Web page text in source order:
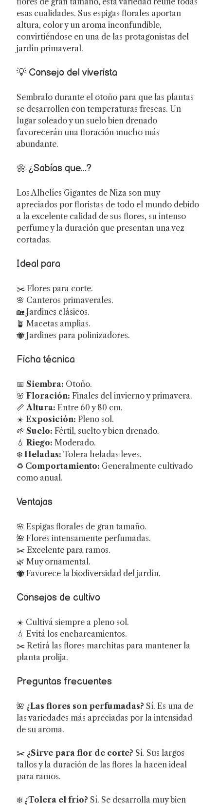
esas cualidades. Sus espigas florales aportan
altura, color y un aroma inconfundible,
convirtiéndose en una de las protagonistas del
jardín primaveral.
💡 Consejo del viverista
Sembralo durante el otoño para que las plantas
se desarrollen con temperaturas frescas. Un
lugar soleado y un suelo bien drenado
favorecerán una floración mucho más
abundante.
🌼 ¿Sabías que...?
Los Alhelíes Gigantes de Niza son muy
apreciados por floristas de todo el mundo debido
a la excelente calidad de sus flores, su intenso
perfume y la duración que presentan una vez
cortadas.
Ideal para
✂️ Flores para corte.
🌸 Canteros primaverales.
🏡 Jardines clásicos.
🪴 Macetas amplias.
🐝 Jardines para polinizadores.
Ficha técnica
📅 Siembra: Otoño.
🌸 Floración: Finales del invierno y primavera.
📏 Altura: Entre 60 y 80 cm.
☀️ Exposición: Pleno sol.
🌱 Suelo: Fértil, suelto y bien drenado.
💧 Riego: Moderado.
❄️ Heladas: Tolera heladas leves.
♻️ Comportamiento: Generalmente cultivado
como anual.
Ventajas
🌸 Espigas florales de gran tamaño.
🌺 Flores intensamente perfumadas.
✂️ Excelente para ramos.
🌿 Muy ornamental.
🐝 Favorece la biodiversidad del jardín.
Consejos de cultivo
☀️ Cultivá siempre a pleno sol.
💧 Evitá los encharcamientos.
✂️ Retirá las flores marchitas para mantener la
planta prolija.
Preguntas frecuentes
🌺 ¿Las flores son perfumadas? Sí. Es una de
las variedades más apreciadas por la intensidad
de su aroma.
✂️ ¿Sirve para flor de corte? Sí. Sus largos
tallos y la duración de las flores la hacen ideal
para ramos.
❄️ ¿Tolera el frío? Sí. Se desarrolla muy bien